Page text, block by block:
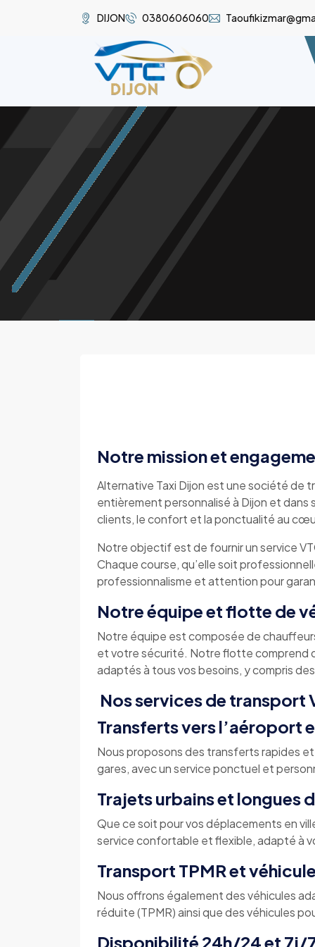
DIJON 0380606060
Notre mission et
Alternative Taxi Dijon est une société de
entièrement personnalisé à Dijon et
clients, le confort et la ponctualité au
Notre objectif est de fournir un service
Chaque course, qu’elle soit
professionnalisme et attention pour
Notre équipe et flotte de
Notre équipe est composée de
et votre sécurité. Notre flotte comprend
adaptés à tous vos besoins, y compris
Nos services de transport
Transferts vers l’aéroport
Nous proposons des transferts rapides
gares, avec un service ponctuel et
Trajets urbains et longues
Que ce soit pour vos déplacements en
service confortable et flexible, adapté à
Transport TPMR et
Nous offrons également des véhicules
réduite (TPMR) ainsi que des véhicules
Disponibilité 24h/24 et 7j/